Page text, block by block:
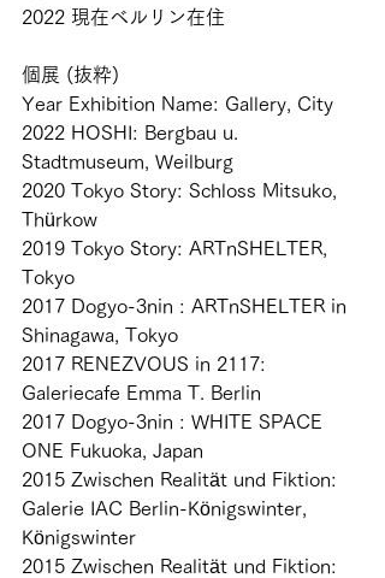
2022 現在ベルリン在住
個展 (抜粋)
Year Exhibition Name: Gallery, City
2022 HOSHI: Bergbau u.
Stadtmuseum, Weilburg
2020 Tokyo Story: Schloss Mitsuko,
Thürkow
2019 Tokyo Story: ARTnSHELTER,
Tokyo
2017 Dogyo-3nin : ARTnSHELTER in
Shinagawa, Tokyo
2017 RENEZVOUS in 2117:
Galeriecafe Emma T. Berlin
2017 Dogyo-3nin : WHITE SPACE
ONE Fukuoka, Japan
2015 Zwischen Realität und Fiktion:
Galerie IAC Berlin-Königswinter,
Königswinter
2015 Zwischen Realität und Fiktion: